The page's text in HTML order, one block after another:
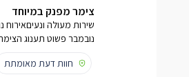
צימר מפנק במיוחד
שירות מעולה ונעיםאירוח
נובמבר פשוט תענוג
חוות דעת מאומתת